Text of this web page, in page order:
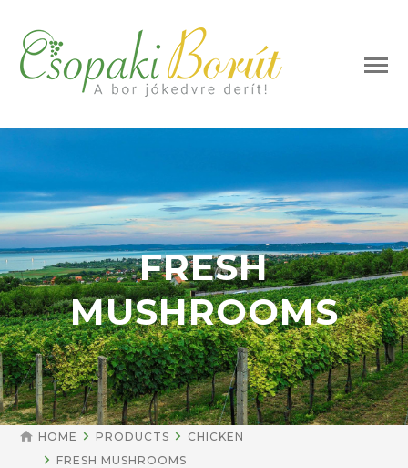
FRESH
MUSHROOMS
HOME PRODUCTS
CHICKEN
FRESH MUSHROOMS